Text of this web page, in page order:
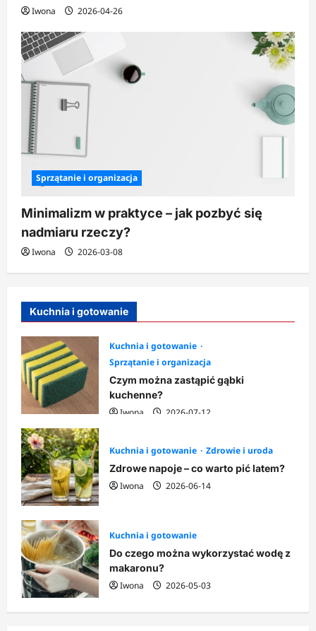
Iwona 2026-04-26
Sprzątanie i organizacja
Minimalizm w praktyce – jak pozbyć się
nadmiaru rzeczy?
Iwona 2026-03-08
Kuchnia i gotowanie
Kuchnia i gotowanie
Sprzątanie i organizacja
Czym można zastąpić gąbki
kuchenne?
Iwona
2026-07-12
Kuchnia i gotowanie
Zdrowie i uroda
Zdrowe napoje – co warto pić latem?
Iwona
2026-06-14
Kuchnia i gotowanie
Do czego można wykorzystać wodę z
makaronu?
Iwona
2026-05-03